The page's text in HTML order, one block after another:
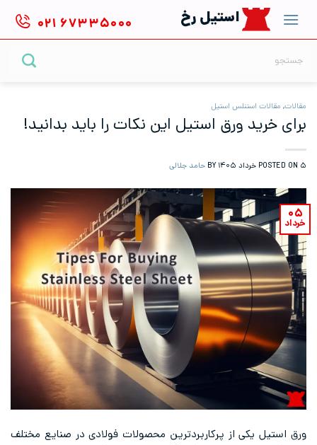
content
استیل رخ ۰۲۱ ۶۷۳۳۵۰۰۰
مقالات, مقالات استنلس استیل
برای خرید ورق استیل این نکات را باید بدانید!
POSTED ON ۵ خرداد ۱۴۰۵ حامد جلالی
۰۵
خرداد
ورق استیل یکی از پرکاربردترین محصولات فولادی در صنایع مختلف